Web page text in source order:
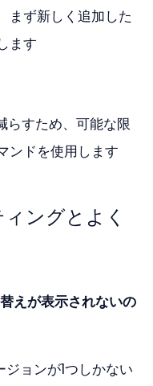
まず新しく追加した
ます
らすため、可能な限
ンドを使用します
ングとよく
えが表示されないの
ョンが1つしかない